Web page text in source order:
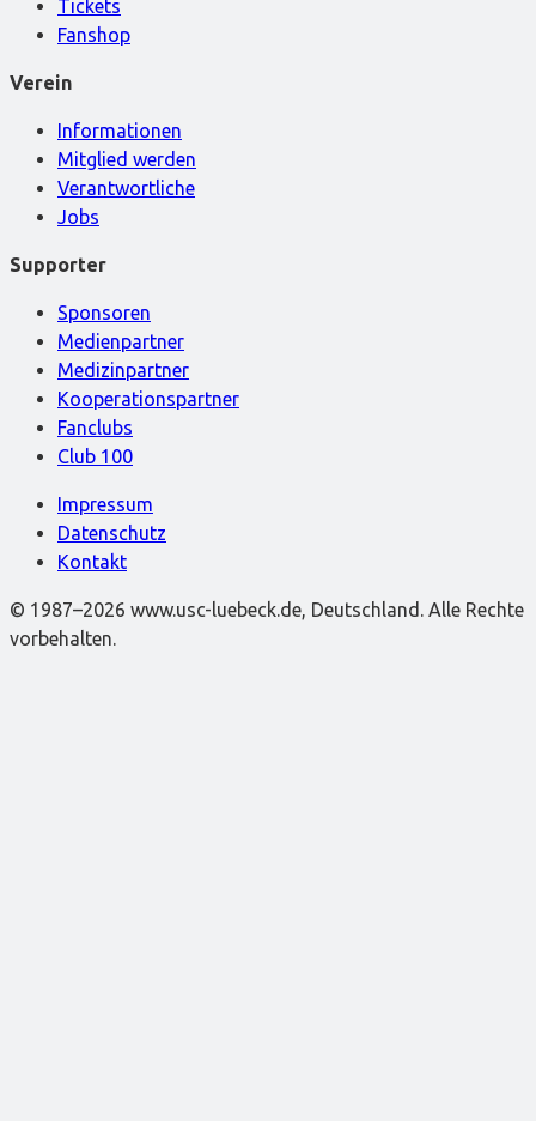
Tickets
Fanshop
Verein
Informationen
Mitglied werden
Verantwortliche
Jobs
Supporter
Sponsoren
Medienpartner
Medizinpartner
Kooperationspartner
Fanclubs
Club 100
Impressum
Datenschutz
Kontakt
© 1987–2026 www.usc-luebeck.de, Deutschland. Alle Rechte
vorbehalten.